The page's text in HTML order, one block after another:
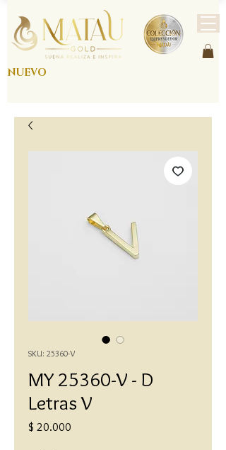
NUEVO
SKU: 25360-V
MY 25360-V - D
Letras V
$ 20.000